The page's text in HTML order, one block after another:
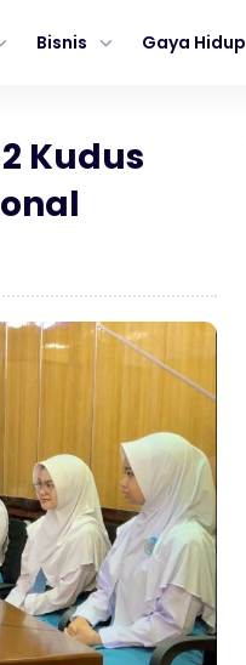
Bisnis Gaya Hidup
Kudus